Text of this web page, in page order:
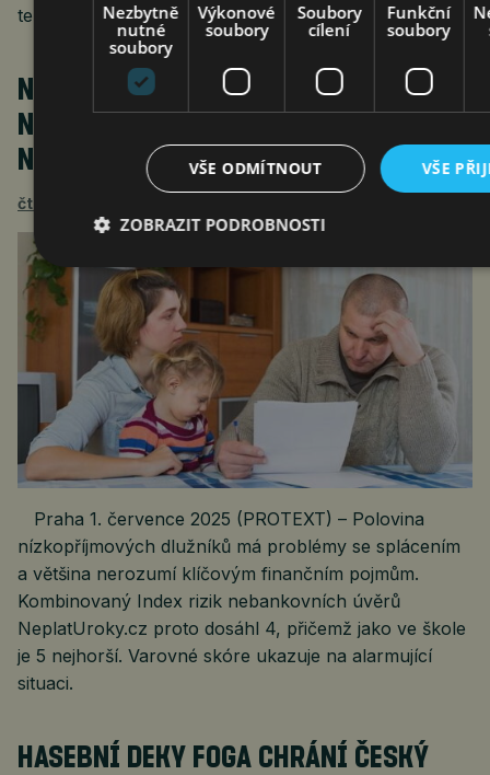
telekomunikační…
NEBANKOVNÍ ÚVĚRY OHROŽUJÍ
NÍZKOPŘÍJMOVÉ DOMÁCNOSTI: INDEX
NEPLATUROKY.CZ VYSTAVUJE ZNÁMKU 4
čtk
Praha 1. července 2025 (PROTEXT) – Polovina
nízkopříjmových dlužníků má problémy se splácením
a většina nerozumí klíčovým finančním pojmům.
Kombinovaný Index rizik nebankovních úvěrů
NeplatUroky.cz proto dosáhl 4, přičemž jako ve škole
je 5 nejhorší. Varovné skóre ukazuje na alarmující
situaci.
HASEBNÍ DEKY FOGA CHRÁNÍ ČESKÝ
Nezbytně
nutné
soubory
Výkonové
soubory
Soubory
cílení
Funkční
soubory
VŠE
VŠE ODMÍTNOUT
ZOBRAZIT PODROBNOSTI